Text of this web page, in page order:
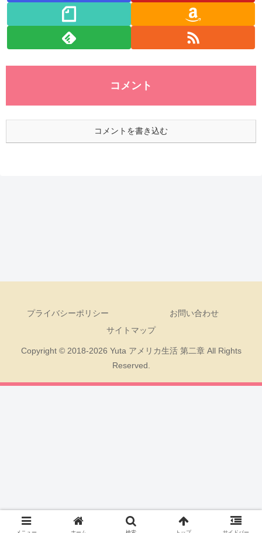
コメント
コメントを書き込む
プライバシーポリシー
お問い合わせ
サイトマップ
Copyright © 2018-2026 Yuta アメリカ生活 第二章 All Rights
Reserved.